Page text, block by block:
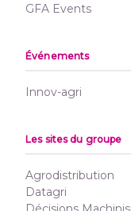
GFA Events
Événements
Innov-agri
Les sites du groupe
Agrodistribution
Datagri